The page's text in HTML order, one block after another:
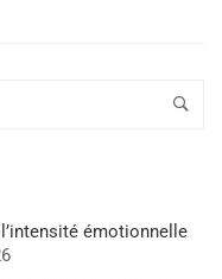
émotionnelle